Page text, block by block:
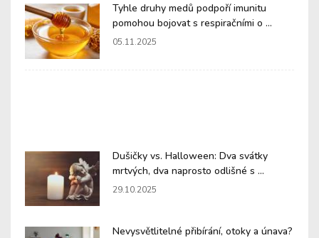
Tyhle druhy medů podpoří imunitu
pomohou bojovat s respiračními o ...
05.11.2025
Dušičky vs. Halloween: Dva svátky
mrtvých, dva naprosto odlišné s ...
29.10.2025
Nevysvětlitelné přibírání, otoky a únava?